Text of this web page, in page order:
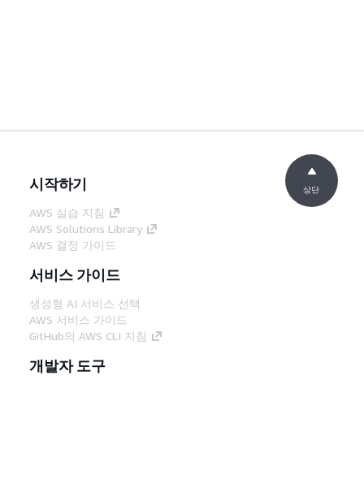
시작하기
AWS 실습 지침
AWS Solutions Library
AWS 결정 가이드
서비스 가이드
생성형 AI 서비스 선택
AWS 서비스 가이드
GitHub의 AWS CLI 지침
개발자 도구
상단